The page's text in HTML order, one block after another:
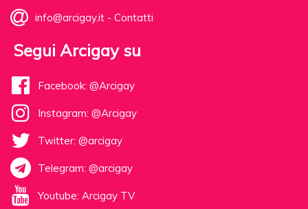
info@arcigay.it - Contatti
Segui Arcigay su
Facebook: @Arcigay
Instagram: @Arcigay
Twitter: @arcigay
Telegram: @arcigay
Youtube: Arcigay TV